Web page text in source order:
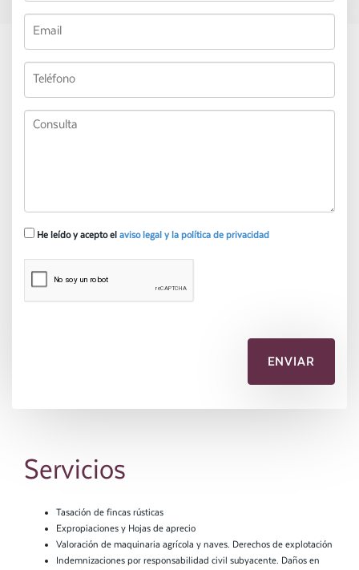
He leído y acepto el aviso legal y la política de privacidad
Servicios
Tasación de fincas rústicas
Expropiaciones y Hojas de aprecio
Valoración de maquinaria agrícola y naves. Derechos de explotación
Indemnizaciones por responsabilidad civil subyacente. Daños en